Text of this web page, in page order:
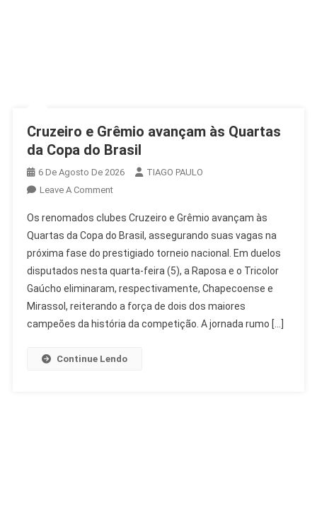
Cruzeiro e Grêmio avançam às Quartas
da Copa do Brasil
6 De Agosto De 2026
TIAGO PAULO
Leave A CommentOn
E
Grêmio
Avançam
Às
Quartas
Da
Copa
Os renomados clubes Cruzeiro e Grêmio avançam às
Quartas da Copa do Brasil, assegurando suas vagas na
próxima fase do prestigiado torneio nacional. Em duelos
disputados nesta quarta-feira (5), a Raposa e o Tricolor
Gaúcho eliminaram, respectivamente, Chapecoense e
Mirassol, reiterando a força de dois dos maiores
campeões da história da competição. A jornada rumo […]
Continue Lendo